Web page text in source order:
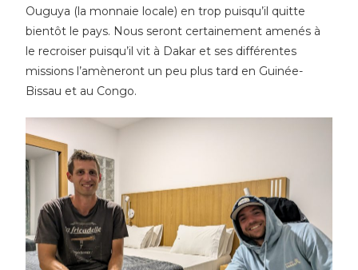
Ouguya (la monnaie locale) en trop puisqu’il quitte
bientôt le pays. Nous seront certainement amenés à
le recroiser puisqu’il vit à Dakar et ses différentes
missions l’amèneront un peu plus tard en Guinée-
Bissau et au Congo.